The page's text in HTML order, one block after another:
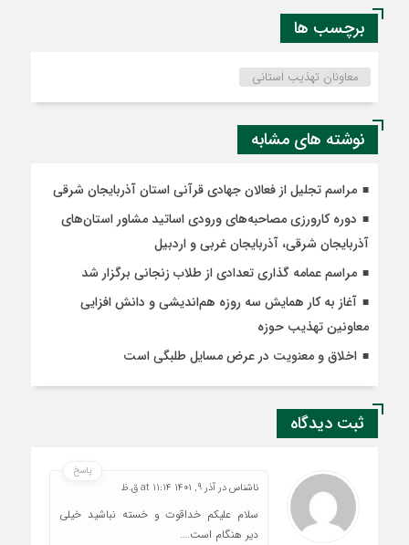
برچسب ها
معاونان تهذیب استانی
نوشته های مشابه
مراسم تجلیل از فعالان جهادی قرآنی استان آذربایجان شرقی
دوره کارورزی مصاحبه‌های ورودی اساتید مشاور استان‌های
آذربایجان شرقی، آذربایجان غربی و اردبیل
مراسم عمامه گذاری تعدادی از طلاب زنجانی برگزار شد
آغاز به کار همایش سه روزه هم‌اندیشی و دانش افزایی
معاونین تهذیب حوزه‌
اخلاق و معنویت در عرض مسایل طلبگی است
ثبت دیدگاه
ناشناسدر آذر 9, 1401 at 11:14 ق.ظ
سلام علیکم خداقوت و خسته نباشید خیلی
دیر هنگام است….
پاسخ